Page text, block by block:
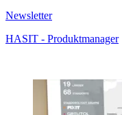
Newsletter
HASIT - Produktmanager